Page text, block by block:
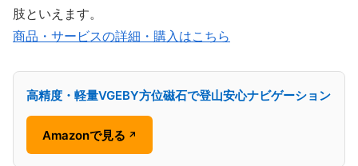
肢といえます。
商品・サービスの詳細・購入はこちら
高精度・軽量VGEBY方位磁石で登山安心ナビゲーション
Amazonで見る ↗